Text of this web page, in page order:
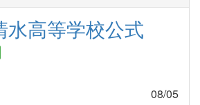
水高等学校公式
08/05